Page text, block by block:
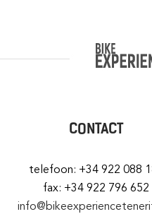
CONTACT
telefoon: +34 922 088
fax: +34 922 796 652